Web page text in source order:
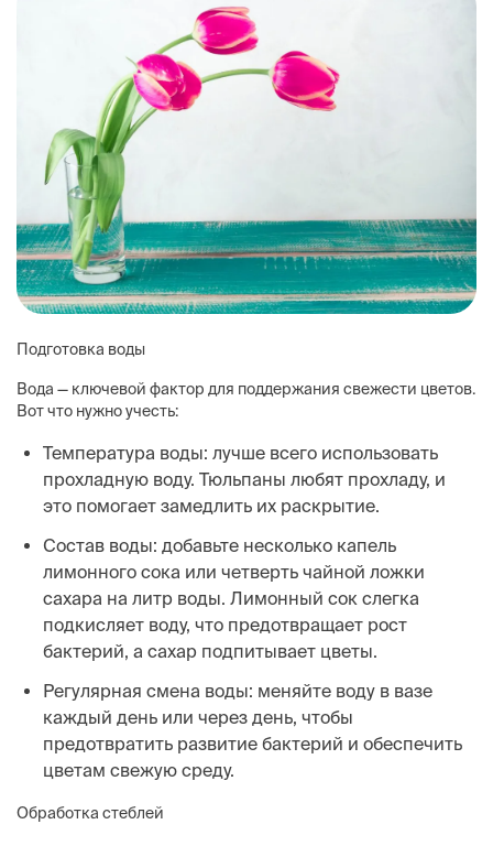
Подготовка воды
Вода — ключевой фактор для поддержания свежести цветов.
Вот что нужно учесть:
Температура воды: лучше всего использовать
прохладную воду. Тюльпаны любят прохладу, и
это помогает замедлить их раскрытие.
Состав воды: добавьте несколько капель
лимонного сока или четверть чайной ложки
сахара на литр воды. Лимонный сок слегка
подкисляет воду, что предотвращает рост
бактерий, а сахар подпитывает цветы.
Регулярная смена воды: меняйте воду в вазе
каждый день или через день, чтобы
предотвратить развитие бактерий и обеспечить
цветам свежую среду.
Обработка стеблей